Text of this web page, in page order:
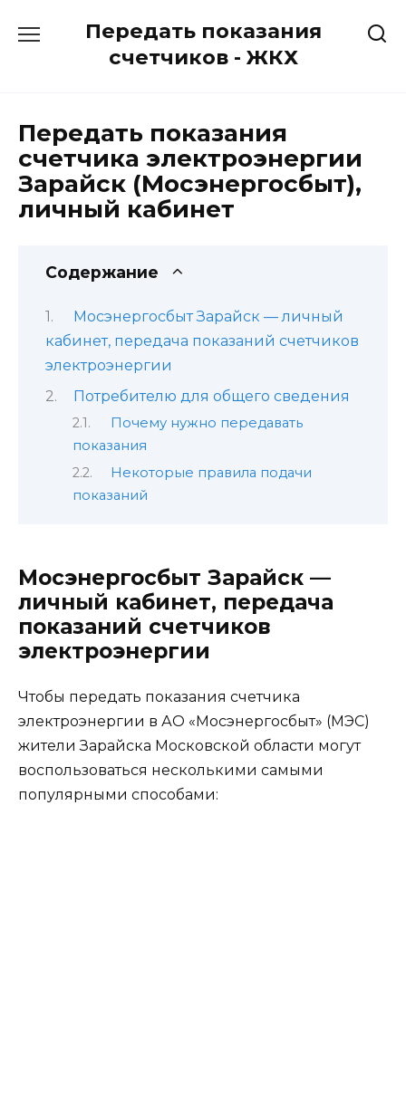
Передать показания
счетчиков - ЖКХ
Передать показания
счетчика электроэнергии
Зарайск (Мосэнергосбыт),
личный кабинет
Содержание
Мосэнергосбыт Зарайск — личный
кабинет, передача показаний счетчиков
электроэнергии
Потребителю для общего сведения
Почему нужно передавать
показания
Некоторые правила подачи
показаний
Мосэнергосбыт Зарайск —
личный кабинет, передача
показаний счетчиков
электроэнергии
Чтобы передать показания счетчика
электроэнергии в АО «Мосэнергосбыт» (МЭС)
жители Зарайска Московской области могут
воспользоваться несколькими самыми
популярными способами: